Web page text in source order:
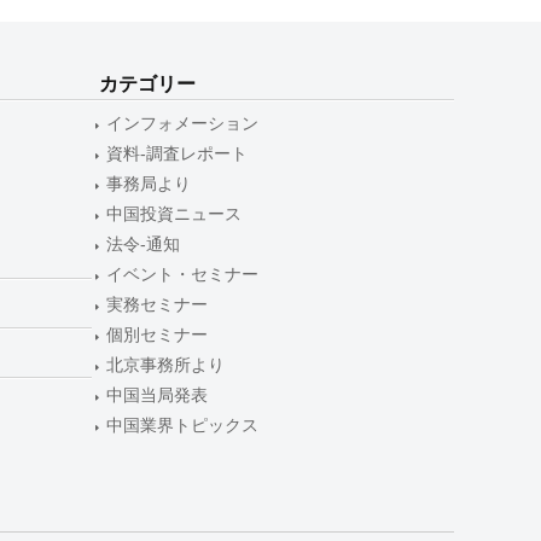
カテゴリー
インフォメーション
資料-調査レポート
事務局より
中国投資ニュース
法令-通知
イベント・セミナー
実務セミナー
個別セミナー
北京事務所より
中国当局発表
中国業界トピックス